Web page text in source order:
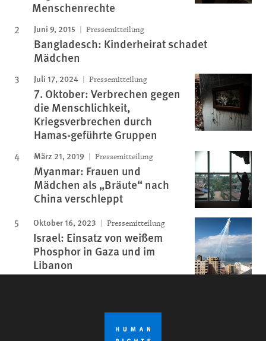
Menschenrechte
Juni 9, 2015 Pressemitteilung
Bangladesch: Kinderheirat schadet
Mädchen
Juli 17, 2024 Pressemitteilung
7. Oktober: Verbrechen gegen
die Menschlichkeit,
Kriegsverbrechen durch
Hamas-geführte Gruppen
März 21, 2019 Pressemitteilung
Myanmar: Frauen und
Mädchen als „Bräute“ nach
China verschleppt
Oktober 16, 2023 Pressemitteilung
Israel: Einsatz von weißem
Phosphor in Gaza und im
Libanon